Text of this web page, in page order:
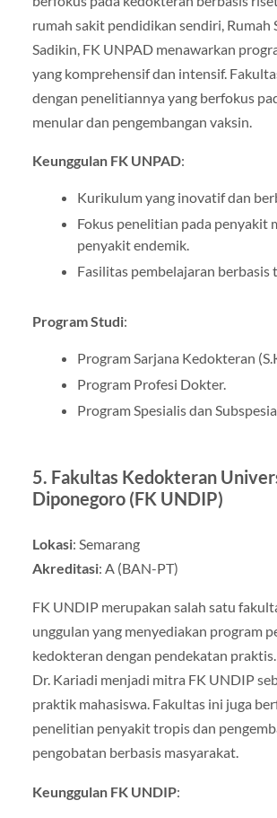
rumah sakit pendidikan sendiri, Rumah
Sadikin, FK UNPAD menawarkan
yang komprehensif dan intensif.
dengan penelitiannya yang berfokus
menular dan pengembangan vaksin.
Keunggulan FK UNPAD:
Kurikulum yang inovatif dan
Fokus penelitian pada penyakit
penyakit endemik.
Fasilitas pembelajaran berbasis
Program Studi:
Program Sarjana Kedokteran
Program Profesi Dokter.
Program Spesialis dan
5. Fakultas Kedokteran
Diponegoro (FK UNDIP)
Lokasi: Semarang
Akreditasi: A (BAN-PT)
FK UNDIP merupakan salah satu
unggulan yang menyediakan program
kedokteran dengan pendekatan
Dr. Kariadi menjadi mitra FK UNDIP
praktik mahasiswa. Fakultas ini juga
penelitian penyakit tropis dan
pengobatan berbasis masyarakat.
Keunggulan FK UNDIP: